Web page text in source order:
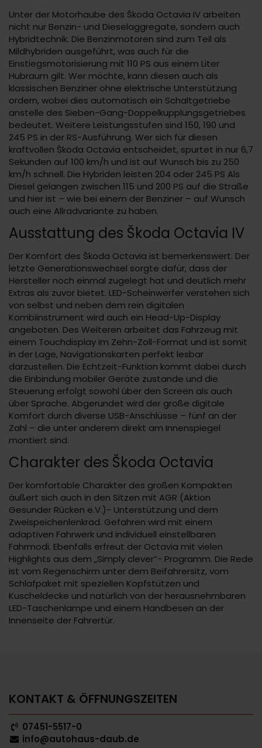
Unter der Motorhaube des Škoda Octavia IV arbeiten
nicht nur Benzin- und Dieselaggregate, sondern auch
Hybridtechnik. Die Benzinmotoren sind zum Teil als
Mildhybriden ausgeführt, was auch für die
Einstiegsmotorisierung mit 110 PS aus einem Liter
Hubraum gilt. Wer möchte, kann diesen auch als
klassischen Benziner ohne elektrische Unterstützung
ordern, wobei dies automatisch ein Schaltgetriebe
anstelle des Sieben-Gang-Doppelkupplungsgetriebes
bedeutet. Weitere Leistungsstufen sind 150, 190 und
245 PS in der RS-Ausführung. Wer sich für diesen
kraftvollen Škoda Octavia entscheidet, spurtet in nur 6,7
Sekunden auf 100 km/h und ist auf Wunsch bis zu 250
km/h schnell. Die Hybriden leisten 204 oder 245 PS Als
Diesel gelangen zwischen 115 und 200 PS auf die Straße
und hier ist – wie bei einem der Benziner – auf Wunsch
auch eine Allradvariante zu haben.
Ausstattung des Škoda Octavia IV
Der Komfort des Škoda Octavia ist bemerkenswert. Der
letzte Generationswechsel sorgte dafür, dass der
Hersteller noch einmal zugelegt hat und deutlich mehr
Extras als zuvor bietet. LED-Scheinwerfer verstehen sich
von selbst und neben dem rein digitalen
Kombiinstrument wird auch ein Head-Up-Display
angeboten. Des Weiteren arbeitet das Fahrzeug mit
einem Touchdisplay im Zehn-Zoll-Format und ist somit
in der Lage, Navigationskarten perfekt lesbar
darzustellen. Die Echtzeit-Funktion kommt dabei durch
die Einbindung mobiler Geräte zustande und die
Steuerung erfolgt sowohl über den Screen als auch
über Sprache. Abgerundet wird der große digitale
Komfort durch diverse USB-Anschlüsse – fünf an der
Zahl – die unter anderem direkt am Innenspiegel
montiert sind.
Charakter des Škoda Octavia
Der komfortable Charakter des großen Kompakten
äußert sich auch in den Sitzen mit AGR (Aktion
Gesunder Rücken e.V.)- Unterstützung und dem
Zweispeichenlenkrad. Gefahren wird mit einem
adaptiven Fahrwerk und individuell einstellbaren
Fahrmodi. Ebenfalls erfreut der Octavia mit vielen
Highlights aus dem „Simply clever“- Programm. Die Rede
ist vom Regenschirm unter dem Beifahrersitz, vom
Schlafpaket mit speziellen Kopfstützen und
Kuscheldecke und natürlich von der herausnehmbaren
LED-Taschenlampe und einem Handbesen an der
Innenseite der Fahrertür.
KONTAKT & ÖFFNUNGSZEITEN
07451-5517-0
info@autohaus-daub.de